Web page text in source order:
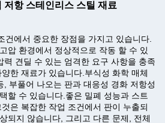
저항 스테인리스 스틸 재료
건에서 중요한 장점을 가지고 있습니다.
압 환경에서 정상적으로 작동 할 수 있
력 견딜 수 있는 엄격한 요구 사항을 충족
한 재료가 있습니다.부식성 화학 매체
부풀어 나오는 판과 대응성 경화 저항성
할 수 있습니다.좋은 밀폐 성능과 스트
은 복잡한 작업 조건에서 판이 누출되
되지 않습니다, 그리고 다른 문제, 전체